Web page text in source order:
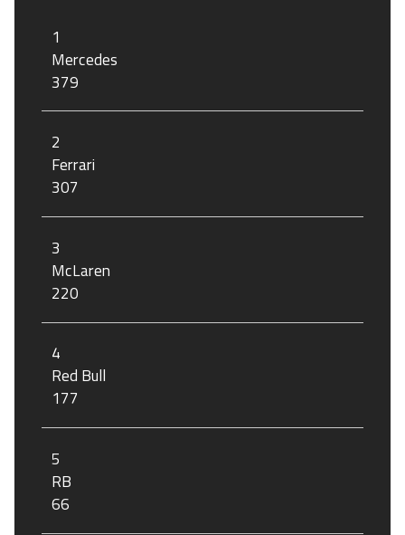
1
Mercedes
379
2
Ferrari
307
3
McLaren
220
4
Red Bull
177
5
RB
66